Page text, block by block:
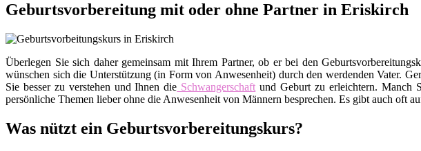
Geburtsvorbereitung mit oder ohne Partner in Eriskirch
Überlegen Sie sich daher gemeinsam mit Ihrem Partner, ob er bei den
wünschen sich die Unterstützung (in Form von Anwesenheit) durch den werdenden Vater.
Sie besser zu verstehen und Ihnen die Schwangerschaft und Geburt zu erleichtern. Manch
persönliche Themen lieber ohne die Anwesenheit von Männern besprechen. Es gibt auch oft
Was nützt ein Geburtsvorbereitungskurs?